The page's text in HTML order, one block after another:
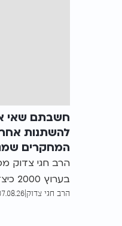
חשבתם שאי
המחקרים
באמת קורה
הרב חגי צדוק
חזרתיות ושינוי
הרב חגי צדוק|